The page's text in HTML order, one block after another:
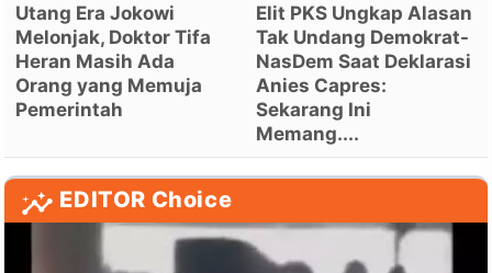
Utang Era Jokowi
Melonjak, Doktor Tifa
Heran Masih Ada
Orang yang Memuja
Pemerintah
Elit PKS Ungkap Alasan
Tak Undang Demokrat-
NasDem Saat Deklarasi
Anies Capres:
Sekarang Ini
Memang....
EDITOR Choice